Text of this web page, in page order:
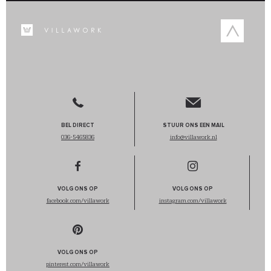
BEL DIRECT
036-5465836
STUUR ONS EEN MAIL
info@villawork.nl
VOLG ONS OP
facebook.com/villawork
VOLG ONS OP
instagram.com/villawork
VOLG ONS OP
pinterest.com/villawork